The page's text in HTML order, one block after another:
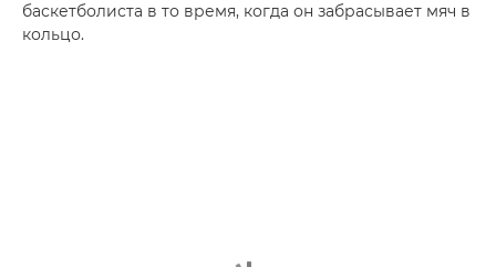
баскетболиста в то время, когда он забрасывает мяч в
кольцо.